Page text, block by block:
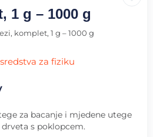
1 g – 1000 g
komplet, 1 g – 1000 g
za fiziku
za bacanje i mjedene utege
s poklopcem.